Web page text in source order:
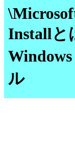
Installと
ル